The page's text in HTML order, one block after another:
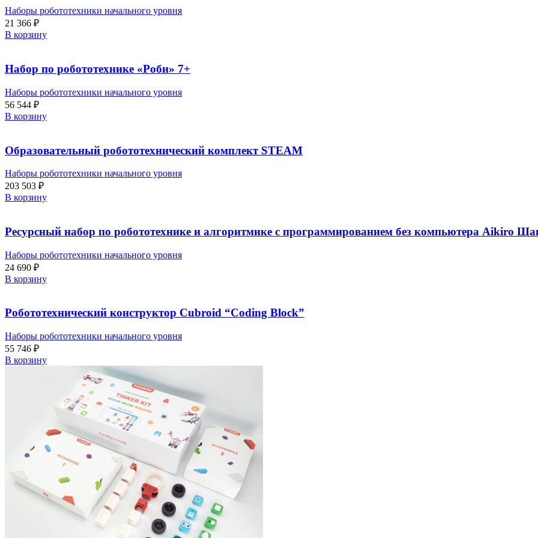
Наборы робототехники начального уровня
21 366 ₽
В корзину
Набор по робототехнике «Роби» 7+
Наборы робототехники начального уровня
56 544 ₽
В корзину
Образовательный робототехнический комплект STEAM
Наборы робототехники начального уровня
203 503 ₽
В корзину
Ресурсный набор по робототехнике и алгоритмике с программированием без компьютера Aikiro
Наборы робототехники начального уровня
24 690 ₽
В корзину
Робототехнический конструктор Cubroid “Coding Block”
Наборы робототехники начального уровня
55 746 ₽
В корзину